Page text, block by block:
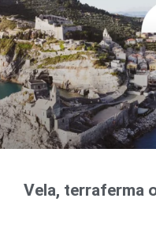
Vela, terraferma